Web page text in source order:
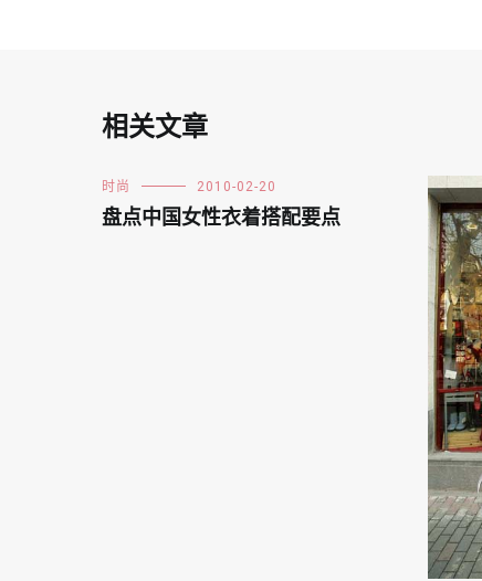
相关文章
时尚 2010-02-20
盘点中国女性衣着搭配要点